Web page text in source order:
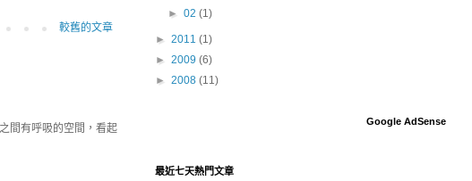
較舊的文章
間有呼吸的空間，看起
►02(1)
► 2011 (1)
► 2009 (6)
► 2008 (11)
Google AdSense
最近七天熱門文章